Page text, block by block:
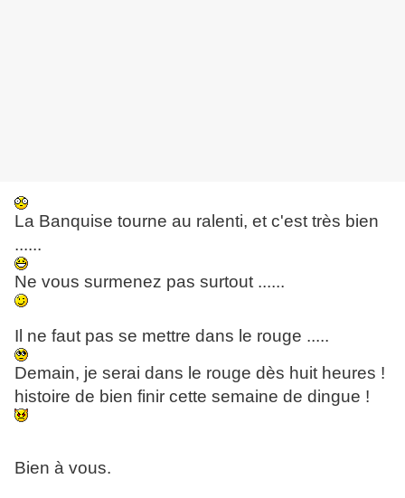
La Banquise tourne au ralenti, et c'est très bien
......
Ne vous surmenez pas surtout ......
Il ne faut pas se mettre dans le rouge .....
Demain, je serai dans le rouge dès huit heures !
histoire de bien finir cette semaine de dingue !
Bien à vous.